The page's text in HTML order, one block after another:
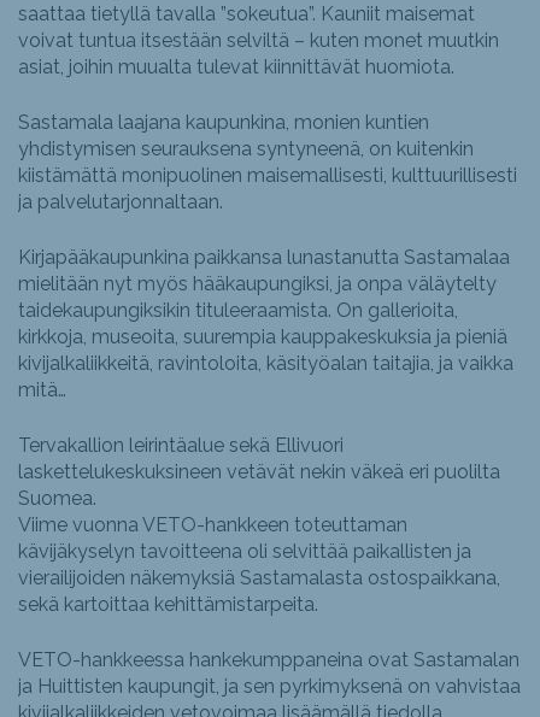
saattaa tietyllä tavalla ”sokeutua”. Kauniit maisemat
voivat tuntua itsestään selviltä – kuten monet muutkin
asiat, joihin muualta tulevat kiinnittävät huomiota.
Sastamala laajana kaupunkina, monien kuntien
yhdistymisen seurauksena syntyneenä, on kuitenkin
kiistämättä monipuolinen maisemallisesti, kulttuurillisesti
ja palvelutarjonnaltaan.
Kirjapääkaupunkina paikkansa lunastanutta Sastamalaa
mielitään nyt myös hääkaupungiksi, ja onpa väläytelty
taidekaupungiksikin tituleeraamista. On gallerioita,
kirkkoja, museoita, suurempia kauppakeskuksia ja pieniä
kivijalkaliikkeitä, ravintoloita, käsityöalan taitajia, ja vaikka
mitä…
Tervakallion leirintäalue sekä Ellivuori
laskettelukeskuksineen vetävät nekin väkeä eri puolilta
Suomea.
Viime vuonna VETO-hankkeen toteuttaman
kävijäkyselyn tavoitteena oli selvittää paikallisten ja
vierailijoiden näkemyksiä Sastamalasta ostospaikkana,
sekä kartoittaa kehittämistarpeita.
VETO-hankkeessa hankekumppaneina ovat Sastamalan
ja Huittisten kaupungit, ja sen pyrkimyksenä on vahvistaa